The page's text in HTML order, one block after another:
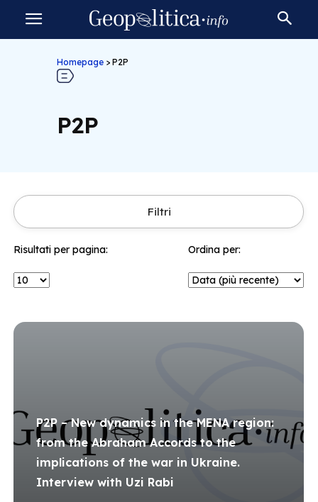
Homepage > P2P
P2P
Filtri
Risultati per pagina: Ordina per:
P2P – New dynamics in the MENA region:
from the Abraham Accords to the
implications of the war in Ukraine.
Interview with Uzi Rabi